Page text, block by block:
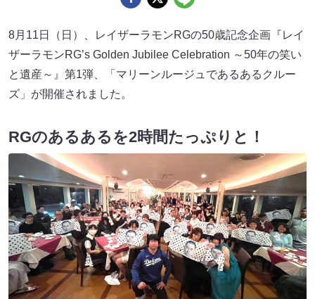
8月11日（日）、レイザーラモンRGの50歳記念企画『レイ
ザーラモンRG’s Golden Jubilee Celebration ～50年の笑い
と遺産～』第1弾、「マリーンルージュであるあるクルー
ズ」が開催されました。
RGのあるあるを2時間たっぷりと！